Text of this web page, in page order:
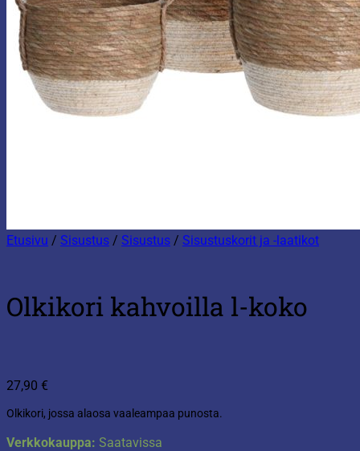
Etusivu / Sisustus / Sisustus / Sisustuskorit ja -laatikot
Olkikori kahvoilla l-koko
27,90 €
Olkikori, jossa alaosa vaaleampaa punosta.
Verkkokauppa: Saatavissa